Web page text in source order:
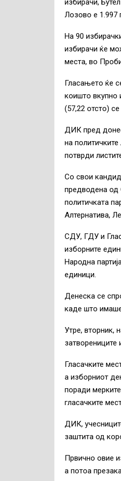
избирачи,
Лозово е 1.997
На 90
избирачи ќе
места, во
Гласањето ќе
коишто вкупно
(57,22 отсто)
ДИК пред
на
потврди
Со свои
предводена
политичката
Алтернатива,
СДУ, ГДУ и
изборните
Народна
единици.
Денеска се
каде што
Утре, вторник,
Гласачките
а изборниот
поради
гласачките
ДИК,
заштита од
Првично овие
а потоа